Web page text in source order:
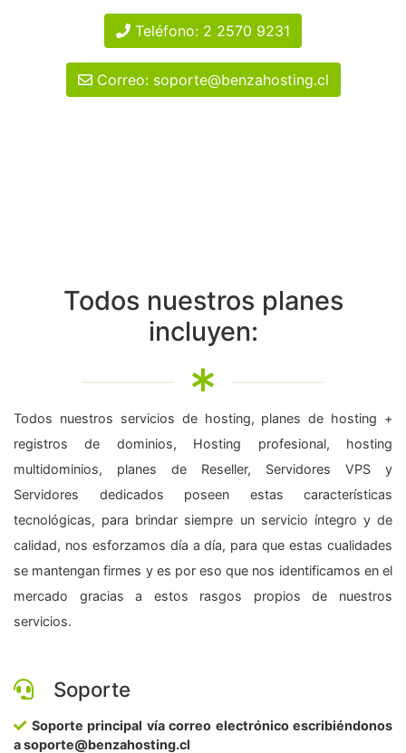
Teléfono: 2 2570 9231
Correo: soporte@benzahosting.cl
Todos nuestros planes
incluyen:
Todos nuestros servicios de hosting, planes de hosting +
registros de dominios, Hosting profesional, hosting
multidominios, planes de Reseller, Servidores VPS y
Servidores dedicados poseen estas características
tecnológicas, para brindar siempre un servicio íntegro y de
calidad, nos esforzamos día a día, para que estas cualidades
se mantengan firmes y es por eso que nos identificamos en el
mercado gracias a estos rasgos propios de nuestros
servicios.
Soporte
Soporte principal vía correo electrónico escribiéndonos
a soporte@benzahosting.cl